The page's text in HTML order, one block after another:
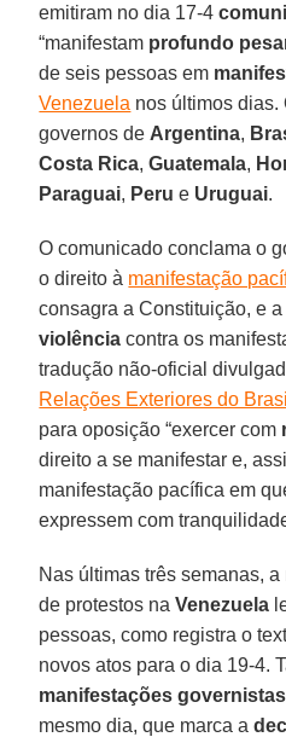
emitiram no dia 17-4
“manifestam profundo
de seis pessoas em
Venezuela nos últimos dias.
governos de Argentina,
Costa Rica,Guatemala,
Paraguai, Peru e Uruguai.
O comunicado conclama o
o direito à manifestação
consagra a Constituição, e
violência contra os
tradução não-oficial
Relações Exteriores do Brasil
para oposição “exercer com
direito a se manifestar e,
manifestação pacífica em
expressem com
Nas últimas três semanas, a
de protestos naVenezuela
pessoas, como registra o
novos atos para o dia 19-4.
manifestações governistas
mesmo dia, que marca a